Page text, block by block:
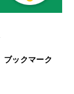
ブックマーク